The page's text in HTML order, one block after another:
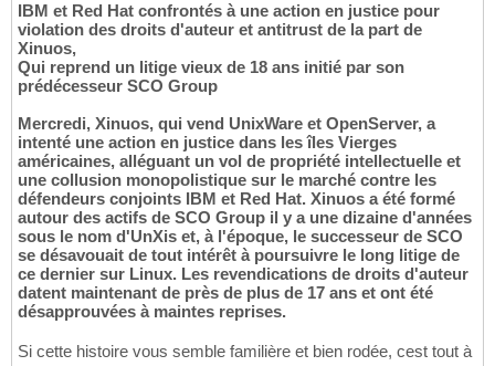
IBM et Red Hat confrontés à une action en justice pour
violation des droits d'auteur et antitrust de la part de
Xinuos,
Qui reprend un litige vieux de 18 ans initié par son
prédécesseur SCO Group
Mercredi, Xinuos, qui vend UnixWare et OpenServer, a
intenté une action en justice dans les îles Vierges
américaines, alléguant un vol de propriété intellectuelle et
une collusion monopolistique sur le marché contre les
défendeurs conjoints IBM et Red Hat. Xinuos a été formé
autour des actifs de SCO Group il y a une dizaine d'années
sous le nom d'UnXis et, à l'époque, le successeur de SCO
se désavouait de tout intérêt à poursuivre le long litige de
ce dernier sur Linux. Les revendications de droits d'auteur
datent maintenant de près de plus de 17 ans et ont été
désapprouvées à maintes reprises.
Si cette histoire vous semble familière et bien rodée, cest tout à